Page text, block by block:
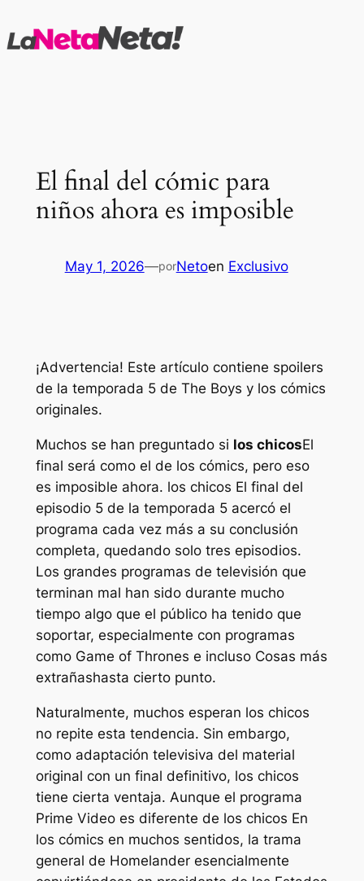
al
El final del cómic para
niños ahora es imposible
May 1, 2026—porNetoen Exclusivo
¡Advertencia! Este artículo contiene spoilers
de la temporada 5 de The Boys y los cómics
originales.
Muchos se han preguntado si los chicosEl
final será como el de los cómics, pero eso
es imposible ahora. los chicos El final del
episodio 5 de la temporada 5 acercó el
programa cada vez más a su conclusión
completa, quedando solo tres episodios.
Los grandes programas de televisión que
terminan mal han sido durante mucho
tiempo algo que el público ha tenido que
soportar, especialmente con programas
como Game of Thrones e incluso Cosas más
extrañashasta cierto punto.
Naturalmente, muchos esperan los chicos
no repite esta tendencia. Sin embargo,
como adaptación televisiva del material
original con un final definitivo, los chicos
tiene cierta ventaja. Aunque el programa
Prime Video es diferente de los chicos En
los cómics en muchos sentidos, la trama
general de Homelander esencialmente